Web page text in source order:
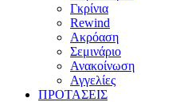
Γκρίνια
Rewind
Ακρόαση
Σεμινάριο
Ανακοίνωση
Αγγελίες
ΠΡΟΤΑΣΕΙΣ